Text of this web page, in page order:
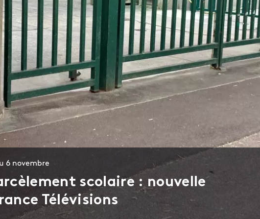
6 novembre
scolaire : nouvelle
Télévisions